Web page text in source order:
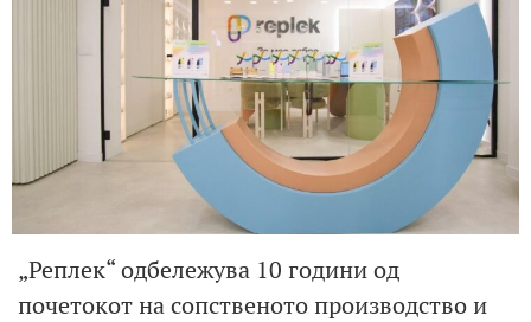
„Реплек“ одбележува 10 години од
почетокот на сопственото производство и